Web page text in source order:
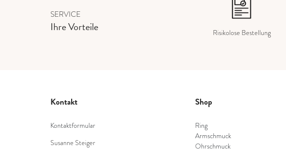
SERVICE
Ihre Vorteile Risikolose Bestellung
Kontakt
Kontaktformular
Susanne Steiger
Shop
Ring
Armschmuck
Ohrschmuck